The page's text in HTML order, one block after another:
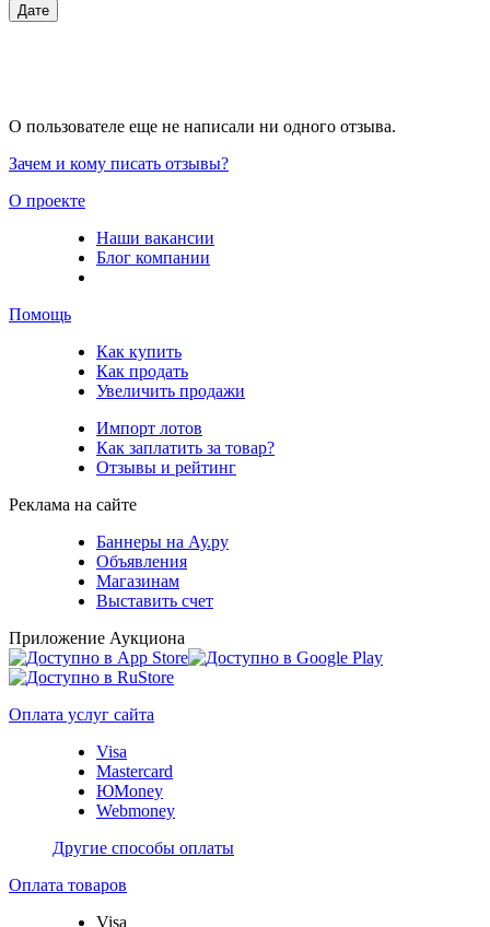
Дате
О пользователе еще не написали ни одного отзыва.
Зачем и кому писать отзывы?
О проекте
Наши вакансии
Блог компании
Помощь
Как купить
Как продать
Увеличить продажи
Импорт лотов
Как заплатить за товар?
Отзывы и рейтинг
Реклама на сайте
Баннеры на Ау.ру
Объявления
Магазинам
Выставить счет
Приложение Аукциона
Оплата услуг сайта
Visa
Mastercard
ЮMoney
Webmoney
Другие способы оплаты
Оплата товаров
Visa